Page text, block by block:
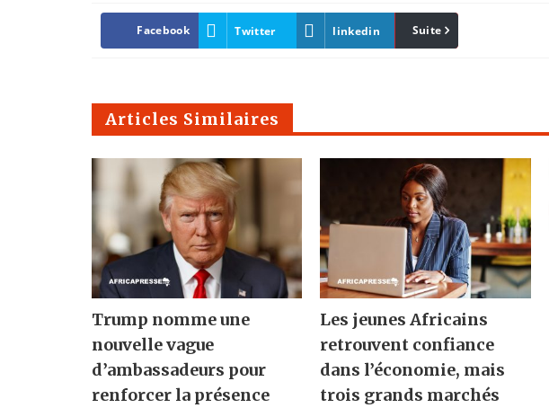
Facebook Twitter linkedin Pinterest
Suite
Articles Similaires
Trump nomme une
nouvelle vague
d’ambassadeurs pour
renforcer la présence
Les jeunes Africains
retrouvent confiance
dans l’économie, mais
trois grands marchés